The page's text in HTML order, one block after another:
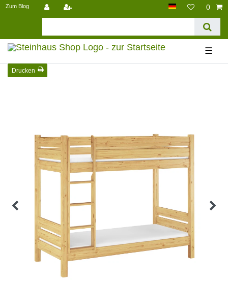
Zum Blog 0
☰
Drucken